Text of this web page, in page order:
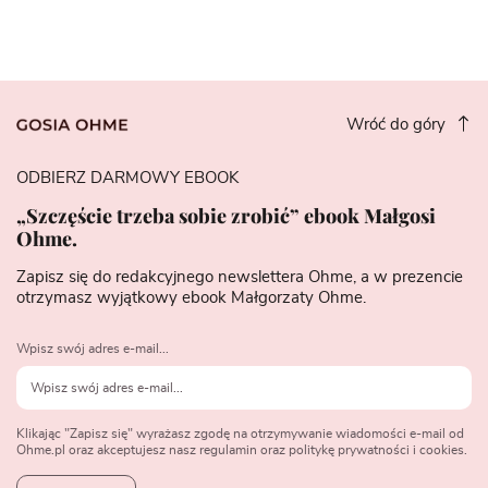
Wróć do góry
ODBIERZ DARMOWY EBOOK
„Szczęście trzeba sobie zrobić” ebook Małgosi
Ohme.
Zapisz się do redakcyjnego newslettera Ohme, a w prezencie
otrzymasz wyjątkowy ebook Małgorzaty Ohme.
Wpisz swój adres e-mail...
Klikając "Zapisz się" wyrażasz zgodę na otrzymywanie wiadomości e-mail od
Ohme.pl oraz akceptujesz nasz regulamin oraz politykę prywatności i cookies.